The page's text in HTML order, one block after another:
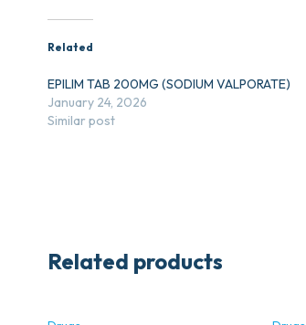
Related
EPILIM TAB 200MG (SODIUM VALPORATE)
January 24, 2026
Similar post
Related products